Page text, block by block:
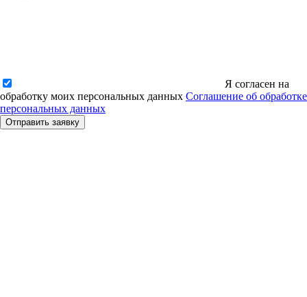
Я согласен на
обработку моих персональных данных Соглашение об обработке
персональных данных